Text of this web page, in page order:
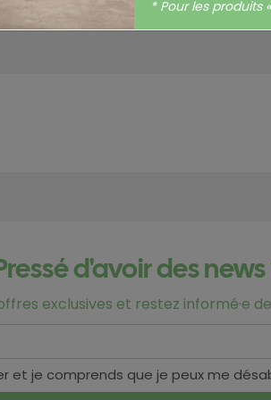
d'avoir des news
exclusives et restez informé·e
et je comprends que je peux me
* Pour les produits